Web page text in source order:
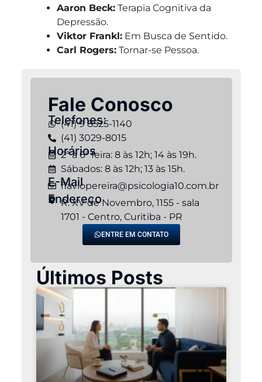
Aaron Beck:Terapia Cognitiva da
Depressão.
Viktor Frankl:Em Busca de Sentido.
Carl Rogers:Tornar-se Pessoa.
Fale Conosco
Telefones:
(41) 9 8525-1140
(41) 3029-8015
Horários
2ª à 6ª feira: 8 às 12h; 14 às 19h.
Sábados: 8 às 12h; 13 às 15h.
E-Mail
flaviopereira@psicologia10.com.br
Endereço
R. XV de Novembro, 1155 - sala
1701 - Centro, Curitiba - PR
ENTRE EM CONTATO
Últimos Posts